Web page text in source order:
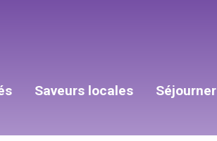
Saveurs locales Séjourner